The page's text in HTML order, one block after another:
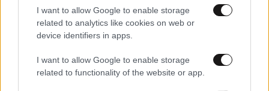
I want to allow Google to enable storage
related to analytics like cookies on web or
device identifiers in apps.
I want to allow Google to enable storage
related to functionality of the website or app.